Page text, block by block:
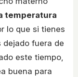
temperatura
lo que si tienes
dejado fuera de
este tiempo,
buena para